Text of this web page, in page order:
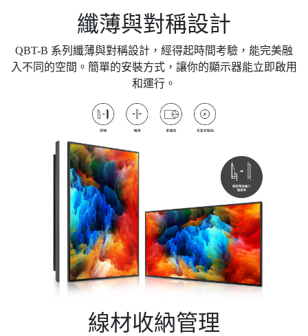
纖薄與對稱設計
QBT-B 系列纖薄與對稱設計，經得起時間考驗，能完美融
入不同的空間。簡單的安裝方式，讓你的顯示器能立即啟用
和運行。
線材收納管理